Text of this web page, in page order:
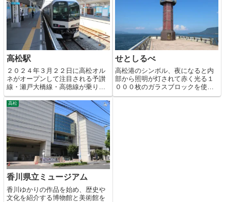
高松駅
２０２４年３月２２日に高松オル
ネがオープンして注目される予讃
線・瀬戸大橋線・高徳線が乗り入
れるＪＲの駅。
せとしるべ
高松港のシンボル、夜になると内
部から照明が灯されて赤く光る１
０００枚のガラスブロックを使用
した世界初の灯台。
高松
香川県立ミュージアム
香川ゆかりの作品を始め、歴史や
文化を紹介する博物館と美術館を